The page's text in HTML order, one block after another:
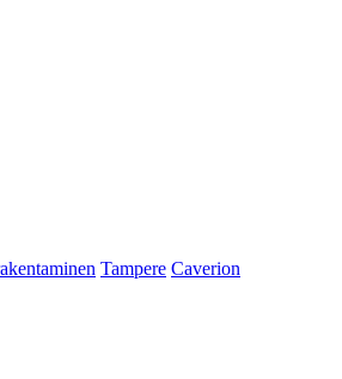
Tampere Caverion